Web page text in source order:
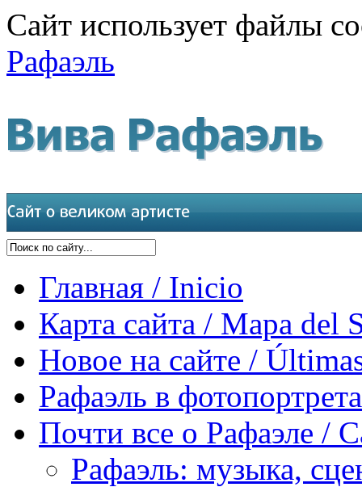
Сайт использует файлы
Рафаэль
Главная / Inicio
Карта сайта / Mapa del
Новое на сайте /
Рафаэль в
Почти все о Рафаэле /
Рафаэль: музыка,